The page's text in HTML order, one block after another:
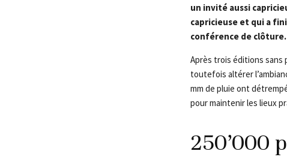
un invité aussi
capricieuse et qui a
conférence de clôture.
Après trois éditions sans
toutefois altérer
mm de pluie ont
pour maintenir les lieux
250’000